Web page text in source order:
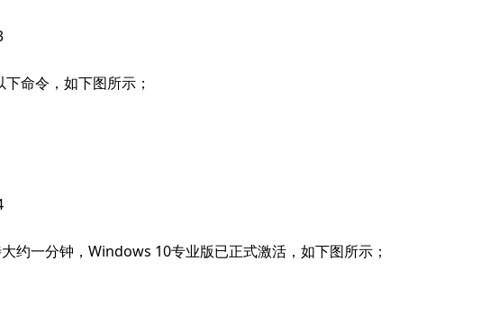
命令，如下图所示；
约一分钟，Windows 10专业版已正式激活，如下图所示；